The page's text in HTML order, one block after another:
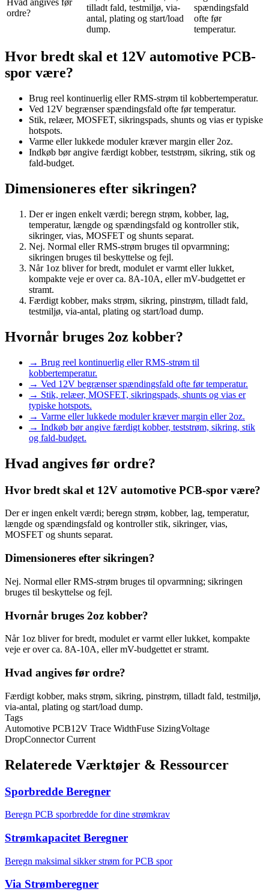
Hvad angives før
ordre?
tilladt fald, testmiljø, via-
antal, plating og start/load
dump.
spændingsfald
ofte før
temperatur.
Hvor bredt skal et 12V automotive PCB-
spor være?
Brug reel kontinuerlig eller RMS-strøm til kobbertemperatur.
Ved 12V begrænser spændingsfald ofte før temperatur.
Stik, relæer, MOSFET, sikringspads, shunts og vias er typiske
hotspots.
Varme eller lukkede moduler kræver margin eller 2oz.
Indkøb bør angive færdigt kobber, teststrøm, sikring, stik og
fald-budget.
Dimensioneres efter sikringen?
Der er ingen enkelt værdi; beregn strøm, kobber, lag,
temperatur, længde og spændingsfald og kontroller stik,
sikringer, vias, MOSFET og shunts separat.
Nej. Normal eller RMS-strøm bruges til opvarmning;
sikringen bruges til beskyttelse og fejl.
Når 1oz bliver for bredt, modulet er varmt eller lukket,
kompakte veje er over ca. 8A-10A, eller mV-budgettet er
stramt.
Færdigt kobber, maks strøm, sikring, pinstrøm, tilladt fald,
testmiljø, via-antal, plating og start/load dump.
Hvornår bruges 2oz kobber?
→ Brug reel kontinuerlig eller RMS-strøm til
kobbertemperatur.
→ Ved 12V begrænser spændingsfald ofte før temperatur.
→ Stik, relæer, MOSFET, sikringspads, shunts og vias er
typiske hotspots.
→ Varme eller lukkede moduler kræver margin eller 2oz.
→ Indkøb bør angive færdigt kobber, teststrøm, sikring, stik
og fald-budget.
Hvad angives før ordre?
Hvor bredt skal et 12V automotive PCB-spor være?
Der er ingen enkelt værdi; beregn strøm, kobber, lag, temperatur,
længde og spændingsfald og kontroller stik, sikringer, vias,
MOSFET og shunts separat.
Dimensioneres efter sikringen?
Nej. Normal eller RMS-strøm bruges til opvarmning; sikringen
bruges til beskyttelse og fejl.
Hvornår bruges 2oz kobber?
Når 1oz bliver for bredt, modulet er varmt eller lukket, kompakte
veje er over ca. 8A-10A, eller mV-budgettet er stramt.
Hvad angives før ordre?
Færdigt kobber, maks strøm, sikring, pinstrøm, tilladt fald, testmiljø,
via-antal, plating og start/load dump.
Tags
Automotive PCB12V Trace WidthFuse SizingVoltage
DropConnector Current
Relaterede Værktøjer & Ressourcer
Sporbredde Beregner
Beregn PCB sporbredde for dine strømkrav
Strømkapacitet Beregner
Beregn maksimal sikker strøm for PCB spor
Via Strømberegner